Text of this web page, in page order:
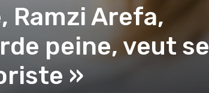
Ramzi Arefa,
peine, veut se
»